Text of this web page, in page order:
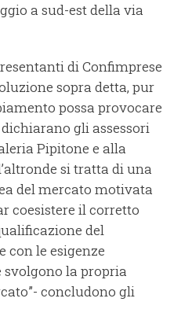
a sud-est della via
di Confimprese
sopra detta, pur
possa provocare
gli assessori
Pipitone e alla
si tratta di una
del mercato motivata
coesistere il corretto
del
con le esigenze
la propria
concludono gli